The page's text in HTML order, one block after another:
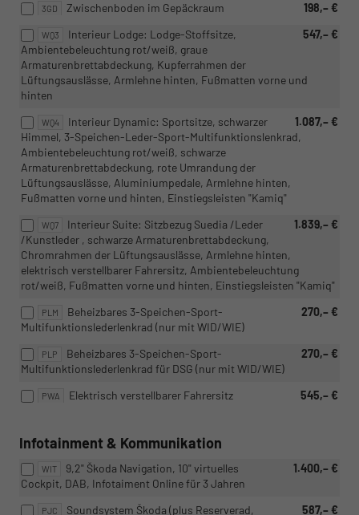
3GD 198,– €
Zwischenboden im Gepäckraum
WQ3 547,– €
Interieur Lodge: Lodge-Stoffsitze,
Ambientebeleuchtung rot/weiß, graue
Armaturenbrettabdeckung, Kupferrahmen der
Lüftungsauslässe, Armlehne hinten, Fußmatten vorne und
hinten
WQ4 1.087,– €
Interieur Dynamic: Sportsitze, schwarzer
Himmel, 3-Speichen-Leder-Sport-Multifunktionslenkrad,
Ambientebeleuchtung rot/weiß, schwarze
Armaturenbrettabdeckung, rote Umrandung der
Lüftungsauslässe, Aluminiumpedale, Armlehne hinten,
Fußmatten vorne und hinten, Einstiegsleisten "Kamiq"
WQ7 1.839,– €
Interieur Suite: Sitzbezug Suedia /Leder
/Kunstleder , schwarze Armaturenbrettabdeckung,
Chromrahmen der Lüftungsauslässe, Armlehne hinten,
elektrisch verstellbarer Fahrersitz, Ambientebeleuchtung
rot/weiß, Fußmatten vorne und hinten, Einstiegsleisten "Kamiq"
PLM 270,– €
Beheizbares 3-Speichen-Sport-
Multifunktionslederlenkrad (nur mit WID/WIE)
PLP 270,– €
Beheizbares 3-Speichen-Sport-
Multifunktionslederlenkrad für DSG (nur mit WID/WIE)
PWA 545,– €
Elektrisch verstellbarer Fahrersitz
Infotainment & Kommunikation
WIT 1.400,– €
9,2" Škoda Navigation, 10" virtuelles
Cockpit, DAB, Infotaiment Online für 3 ​​Jahren
PJC 587,– €
Soundsystem Škoda (plus Reserverad,